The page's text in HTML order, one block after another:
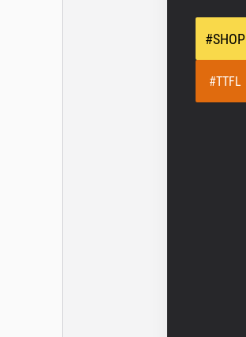
#SHOP
#TTFL